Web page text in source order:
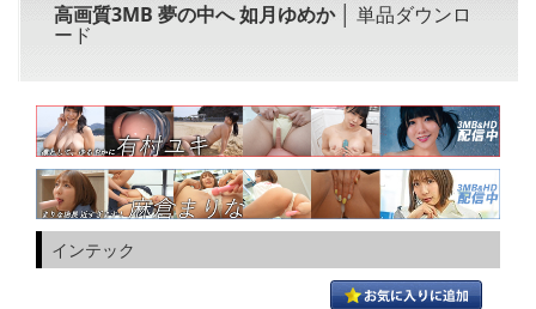
高画質3MB 夢の中へ 如月ゆめか│ 単品ダウンロ
ード
インテック